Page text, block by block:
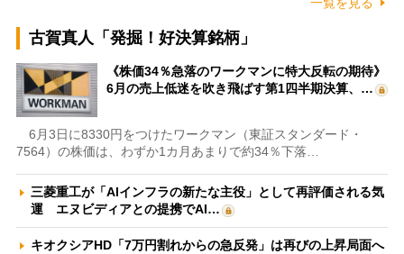
一覧を見る
古賀真人「発掘！好決算銘柄」
《株価34％急落のワークマンに特大反転の期待》
6月の売上低迷を吹き飛ばす第1四半期決算、…
6月3日に8330円をつけたワークマン（東証スタンダード・
7564）の株価は、わずか1カ月あまりで約34％下落…
三菱重工が「AIインフラの新たな主役」として再評価される気
運 エヌビディアとの提携でAI…
キオクシアHD「7万円割れからの急反発」は再びの上昇局面へ